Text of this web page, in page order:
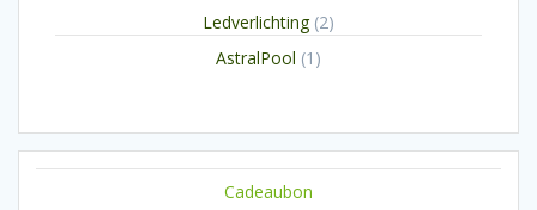
Ledverlichting 22
AstralPool 1 1
Cadeaubon